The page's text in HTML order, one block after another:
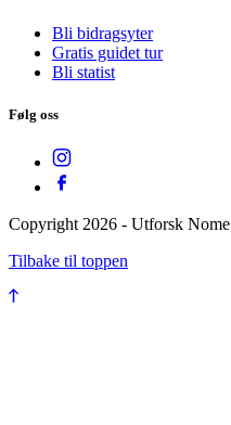
Bli bidragsyter
Gratis guidet tur
Bli statist
Følg oss
Copyright 2026 - Utforsk Nome
Tilbake til toppen